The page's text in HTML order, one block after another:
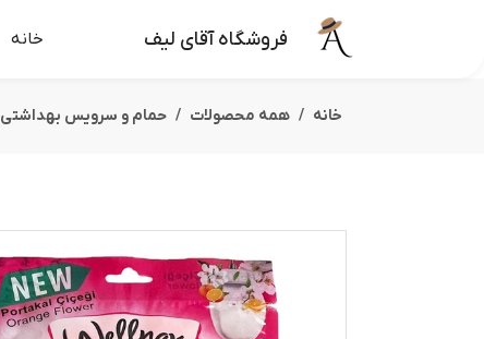
فروشگاه آقای لیف خانه
خانه همه محصولات حمام و سرویس بهداشتی